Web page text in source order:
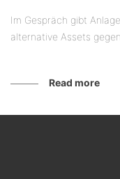
Im Gespräch gibt
alternative Assets
Read more